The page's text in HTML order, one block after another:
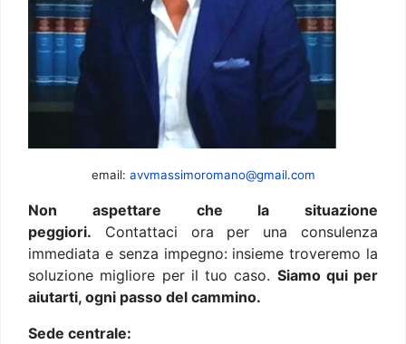
email: avvmassimoromano@gmail.com
Non aspettare che la situazione
peggiori. Contattaci ora per una consulenza
immediata e senza impegno: insieme troveremo la
soluzione migliore per il tuo caso. Siamo qui per
aiutarti, ogni passo del cammino.
Sede centrale: